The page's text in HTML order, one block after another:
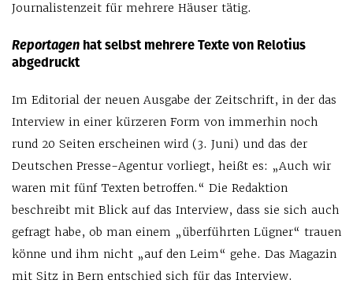
Journalistenzeit für mehrere Häuser tätig.
Reportagen hat selbst mehrere Texte von Relotius
abgedruckt
Im Editorial der neuen Ausgabe der Zeitschrift, in der das
Interview in einer kürzeren Form von immerhin noch
rund 20 Seiten erscheinen wird (3. Juni) und das der
Deutschen Presse-Agentur vorliegt, heißt es: „Auch wir
waren mit fünf Texten betroffen.“ Die Redaktion
beschreibt mit Blick auf das Interview, dass sie sich auch
gefragt habe, ob man einem „überführten Lügner“ trauen
könne und ihm nicht „auf den Leim“ gehe. Das Magazin
mit Sitz in Bern entschied sich für das Interview.